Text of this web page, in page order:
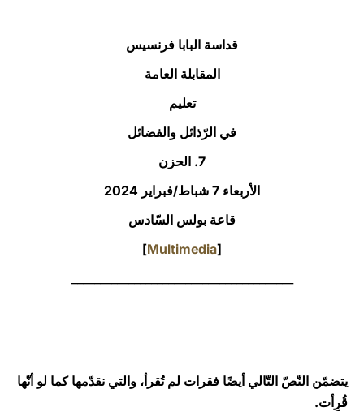
قداسة البابا فرنسيس
المقابلة العامة
تعليم
في الرّذائل والفضائل
7. الحزن
الأربعاء 7 شباط/فبراير 2024‏
قاعة بولس السّادس
[
Multimedia
]
يتضمّن النّصّ التّالي أيضًا فقرات لم تُقرأ، والتي نقدّمها كما لو أنّها
قُرِأت.